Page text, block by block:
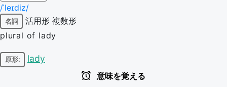
/ˈleɪdiz/
名詞 活用形 複数形
plural of lady
原形: lady
意味を覚える